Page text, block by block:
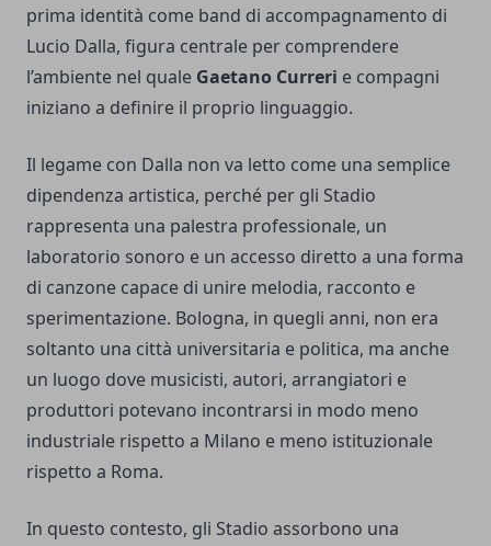
prima identità come band di accompagnamento di
Lucio Dalla, figura centrale per comprendere
l’ambiente nel quale Gaetano Curreri e compagni
iniziano a definire il proprio linguaggio.
Il legame con Dalla non va letto come una semplice
dipendenza artistica, perché per gli Stadio
rappresenta una palestra professionale, un
laboratorio sonoro e un accesso diretto a una forma
di canzone capace di unire melodia, racconto e
sperimentazione. Bologna, in quegli anni, non era
soltanto una città universitaria e politica, ma anche
un luogo dove musicisti, autori, arrangiatori e
produttori potevano incontrarsi in modo meno
industriale rispetto a Milano e meno istituzionale
rispetto a Roma.
In questo contesto, gli Stadio assorbono una